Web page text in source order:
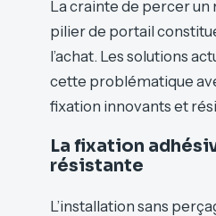
La crainte de percer un
pilier de portail
l’achat. Les solutions
cette problématique
fixation innovants et
La fixation
résistante
L’installation sans